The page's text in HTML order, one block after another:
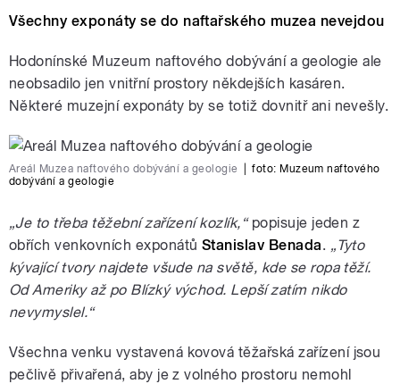
Všechny exponáty se do naftařského muzea nevejdou
Hodonínské Muzeum naftového dobývání a geologie ale
neobsadilo jen vnitřní prostory někdejších kasáren.
Některé muzejní exponáty by se totiž dovnitř ani nevešly.
Areál Muzea naftového dobývání a geologie foto:Muzeum naftového
dobývání a geologie
„Je to třeba těžební zařízení kozlík,“popisuje jeden z
obřích venkovních exponátů Stanislav Benada. „Tyto
kývající tvory najdete všude na světě, kde se ropa těží.
Od Ameriky až po Blízký východ. Lepší zatím nikdo
nevymyslel.“
Všechna venku vystavená kovová těžařská zařízení jsou
pečlivě přivařená, aby je z volného prostoru nemohl